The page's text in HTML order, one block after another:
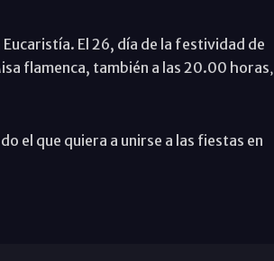
El 26, día de la festividad de
flamenca, también a las 20.00 horas,
el que quiera a unirse a las fiestas en